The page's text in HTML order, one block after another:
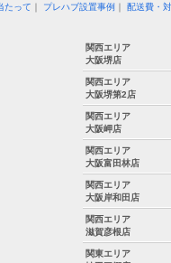
たって プレハブ設置事例 配送費・
関西エリア
大阪堺店
関西エリア
大阪堺第2店
関西エリア
大阪岬店
関西エリア
大阪富田林店
関西エリア
大阪岸和田店
関西エリア
滋賀彦根店
関東エリア